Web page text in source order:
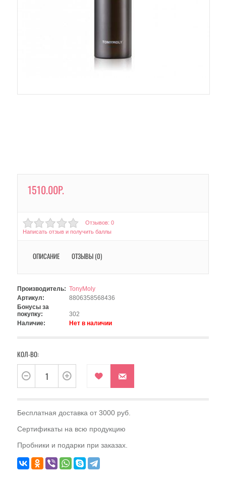
1510.00Р.
Отзывов: 0
Написать отзыв и получить баллы
ОПИСАНИЕ ОТЗЫВЫ (0)
Производитель: TonyMoly
Артикул:
8806358568436
Бонусы за
покупку:
302
Наличие:
Нет в наличии
КОЛ-ВО:
Бесплатная доставка от 3000 руб.
Сертификаты на всю продукцию
Пробники и подарки при заказах.